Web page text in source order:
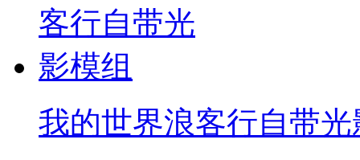
我的世界浪客行自带